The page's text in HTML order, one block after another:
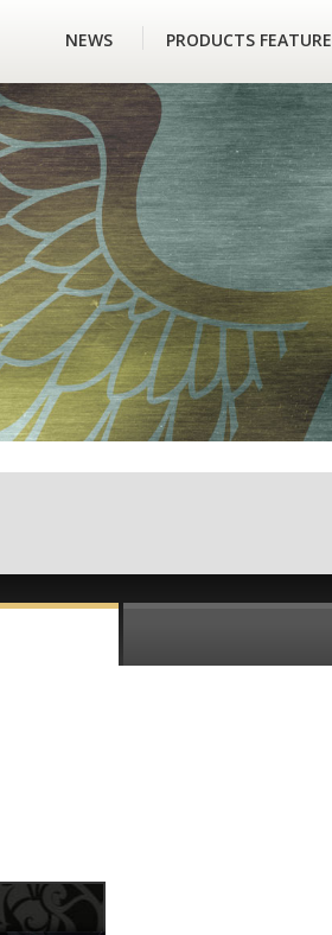
NEWS PRODUCTS FEATURE